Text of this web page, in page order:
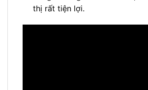
thị rất tiện lợi.